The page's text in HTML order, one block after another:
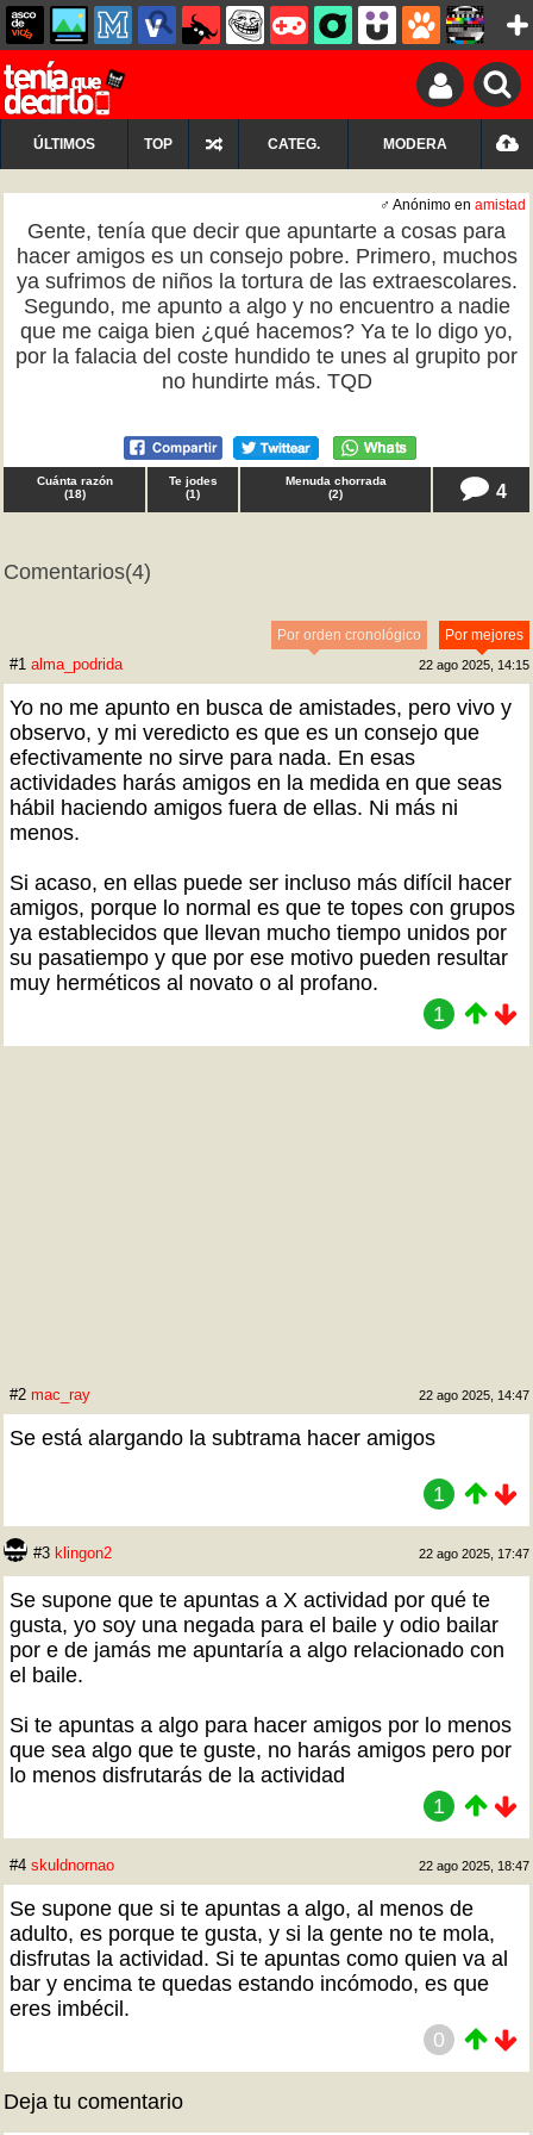
ÚLTIMOS TOP CATEG. MODERA
♂ Anónimo en amistad
Gente, tenía que decir que apuntarte a cosas para
hacer amigos es un consejo pobre. Primero, muchos
ya sufrimos de niños la tortura de las extraescolares.
Segundo, me apunto a algo y no encuentro a nadie
que me caiga bien ¿qué hacemos? Ya te lo digo yo,
por la falacia del coste hundido te unes al grupito por
no hundirte más. TQD
Cuánta razón
(18)
Te jodes
(1)
Menuda chorrada
(2) 4
Comentarios(4)
Por mejores
Por orden cronológico
#1 alma_podrida 22 ago 2025, 14:15
Yo no me apunto en busca de amistades, pero vivo y
observo, y mi veredicto es que es un consejo que
efectivamente no sirve para nada. En esas
actividades harás amigos en la medida en que seas
hábil haciendo amigos fuera de ellas. Ni más ni
menos.
Si acaso, en ellas puede ser incluso más difícil hacer
amigos, porque lo normal es que te topes con grupos
ya establecidos que llevan mucho tiempo unidos por
su pasatiempo y que por ese motivo pueden resultar
muy herméticos al novato o al profano.
1
#2 mac_ray 22 ago 2025, 14:47
Se está alargando la subtrama hacer amigos
1
#3 klingon2 22 ago 2025, 17:47
Se supone que te apuntas a X actividad por qué te
gusta, yo soy una negada para el baile y odio bailar
por e de jamás me apuntaría a algo relacionado con
el baile.
Si te apuntas a algo para hacer amigos por lo menos
que sea algo que te guste, no harás amigos pero por
lo menos disfrutarás de la actividad
1
#4 skuldnornao 22 ago 2025, 18:47
Se supone que si te apuntas a algo, al menos de
adulto, es porque te gusta, y si la gente no te mola,
disfrutas la actividad. Si te apuntas como quien va al
bar y encima te quedas estando incómodo, es que
eres imbécil.
0
Deja tu comentario